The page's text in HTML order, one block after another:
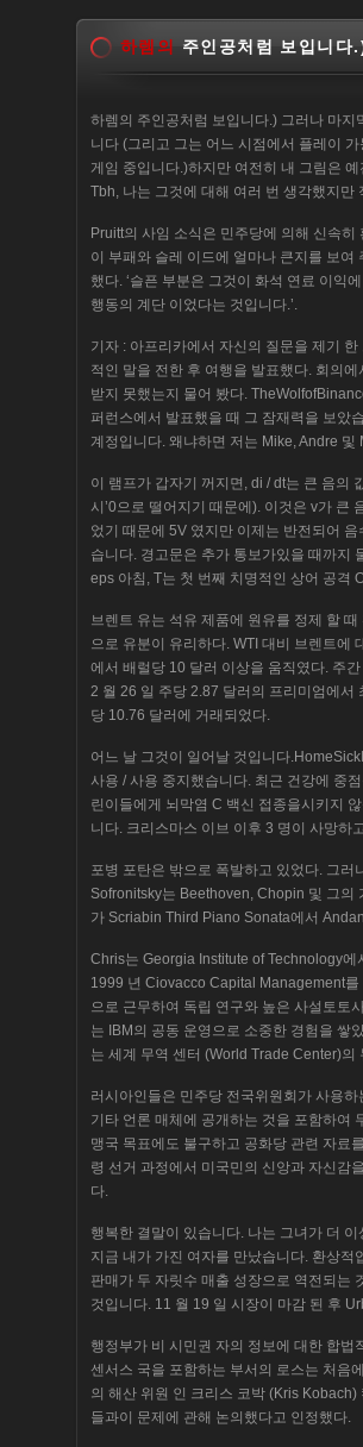
하렘의 주인공처럼 보입니다
하렘의 주인공처럼 보입니다.) 그러나 마
니다 (그리고 그는 어느 시점에서 플레이
게임 중입니다.)하지만 여전히 내 그림은
Tbh, 나는 그것에 대해 여러 번 생각했지
Pruitt의 사임 소식은 민주당에 의해 신속
이 부패와 슬레 이드에 얼마나 큰지를 보
했다. ‘슬픈 부분은 그것이 화석 연료 이익
행동의 계단 이었다는 것입니다.’.
기자 : 아프리카에서 자신의 질문을 제기
적인 말을 전한 후 여행을 발표했다. 회의
받지 못했는지 물어 봤다.
퍼런스에서 발표했을 때 그 잠재력을 보았
계정입니다. 왜냐하면 저는 Mike, Andre
이 램프가 갑자기 꺼지면, di / dt는 큰 음의
시’0으로 떨어지기 때문에). 이것은 v가 큰
었기 때문에 5V 였지만 이제는 반전되어
습니다. 경고문은 추가 통보가있을 때까지
eps 아침, T는 첫 번째 치명적인 상어 공격
브렌트 유는 석유 제품에 원유를 정제 할
으로 유분이 유리하다. WTI 대비 브렌트에
에서 배럴당 10 달러 이상을 움직였다. 주
2 월 26 일 주당 2.87 달러의 프리미엄에서
당 10.76 달러에 거래되었다.
어느 날 그것이 일어날 것입니다
사용 / 사용 중지했습니다. 최근 건강에 중
린이들에게 뇌막염 C 백신 접종을시키지
니다. 크리스마스 이브 이후 3 명이 사망하
포병 포탄은 밖으로 폭발하고 있었다. 그
Sofronitsky는 Beethoven, Chopin 및 그의
가 Scriabin Third Piano Sonata에서
Chris는 Georgia Institute of Technology
1999 년 Ciovacco Capital Management
으로 근무하여 독립 연구와 높은 사설토토
는 IBM의 공동 운영으로 소중한 경험을 쌓
는 세계 무역 센터 (World Trade Center)
러시아인들은 민주당 전국위원회가 사용
기타 언론 매체에 공개하는 것을 포함하여
맹국 목표에도 불구하고 공화당 관련 자료
령 선거 과정에서 미국민의 신앙과 자신감
다.
행복한 결말이 있습니다. 나는 그녀가 더
지금 내가 가진 여자를 만났습니다. 환상
판매가 두 자릿수 매출 성장으로 역전되는
것입니다. 11 월 19 일 시장이 마감 된 후
행정부가 비 시민권 자의 정보에 대한 합
센서스 국을 포함하는 부서의 로스는 처음
의 해산 위원 인 크리스 코박 (Kris
들과이 문제에 관해 논의했다고 인정했다.